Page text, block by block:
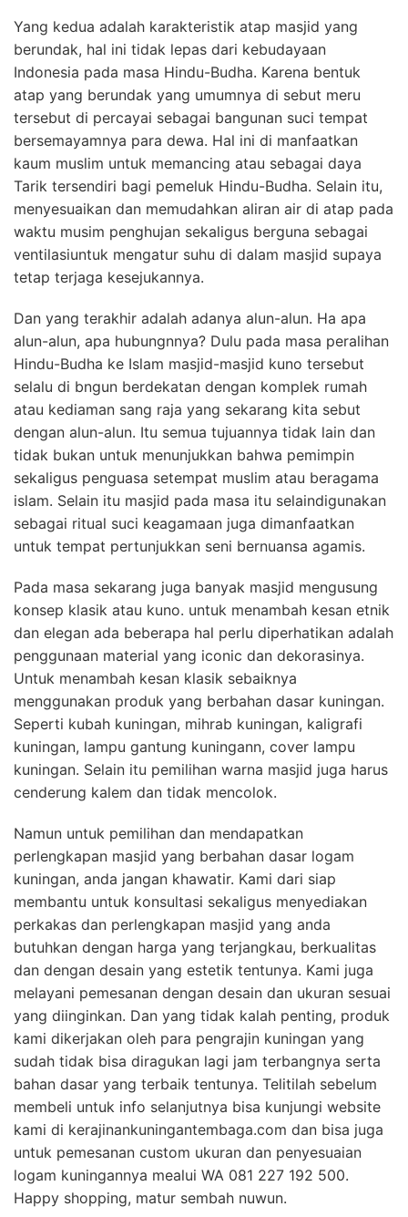
Yang kedua adalah karakteristik atap masjid yang
berundak, hal ini tidak lepas dari kebudayaan
Indonesia pada masa Hindu-Budha. Karena bentuk
atap yang berundak yang umumnya di sebut meru
tersebut di percayai sebagai bangunan suci tempat
bersemayamnya para dewa. Hal ini di manfaatkan
kaum muslim untuk memancing atau sebagai daya
Tarik tersendiri bagi pemeluk Hindu-Budha. Selain itu,
menyesuaikan dan memudahkan aliran air di atap pada
waktu musim penghujan sekaligus berguna sebagai
ventilasiuntuk mengatur suhu di dalam masjid supaya
tetap terjaga kesejukannya.
Dan yang terakhir adalah adanya alun-alun. Ha apa
alun-alun, apa hubungnnya? Dulu pada masa peralihan
Hindu-Budha ke Islam masjid-masjid kuno tersebut
selalu di bngun berdekatan dengan komplek rumah
atau kediaman sang raja yang sekarang kita sebut
dengan alun-alun. Itu semua tujuannya tidak lain dan
tidak bukan untuk menunjukkan bahwa pemimpin
sekaligus penguasa setempat muslim atau beragama
islam. Selain itu masjid pada masa itu selaindigunakan
sebagai ritual suci keagamaan juga dimanfaatkan
untuk tempat pertunjukkan seni bernuansa agamis.
Pada masa sekarang juga banyak masjid mengusung
konsep klasik atau kuno. untuk menambah kesan etnik
dan elegan ada beberapa hal perlu diperhatikan adalah
penggunaan material yang iconic dan dekorasinya.
Untuk menambah kesan klasik sebaiknya
menggunakan produk yang berbahan dasar kuningan.
Seperti kubah kuningan, mihrab kuningan, kaligrafi
kuningan, lampu gantung kuningann, cover lampu
kuningan. Selain itu pemilihan warna masjid juga harus
cenderung kalem dan tidak mencolok.
Namun untuk pemilihan dan mendapatkan
perlengkapan masjid yang berbahan dasar logam
kuningan, anda jangan khawatir. Kami dari siap
membantu untuk konsultasi sekaligus menyediakan
perkakas dan perlengkapan masjid yang anda
butuhkan dengan harga yang terjangkau, berkualitas
dan dengan desain yang estetik tentunya. Kami juga
melayani pemesanan dengan desain dan ukuran sesuai
yang diinginkan. Dan yang tidak kalah penting, produk
kami dikerjakan oleh para pengrajin kuningan yang
sudah tidak bisa diragukan lagi jam terbangnya serta
bahan dasar yang terbaik tentunya. Telitilah sebelum
membeli untuk info selanjutnya bisa kunjungi website
kami di kerajinankuningantembaga.com dan bisa juga
untuk pemesanan custom ukuran dan penyesuaian
logam kuningannya mealui WA 081 227 192 500.
Happy shopping, matur sembah nuwun.